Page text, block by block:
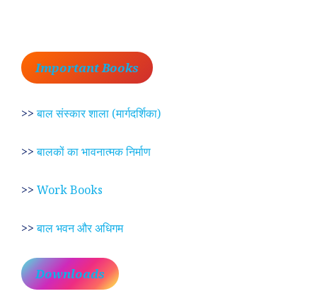
Important Books
>>बाल संस्कार शाला (मार्गदर्शिका)
>>बालकों का भावनात्मक निर्माण
>> Work Books
>>बाल भवन और अधिगम
Downloads